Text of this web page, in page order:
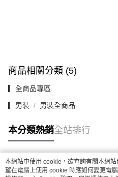
商品相關分類 (5)
▎全商品專區
▎男裝 男裝全商品
本分類熱銷全站排行
熱門標籤
本網站中使用 cookie，欲查詢有關本網
望在電腦上使用 cookie 時應如何變更電